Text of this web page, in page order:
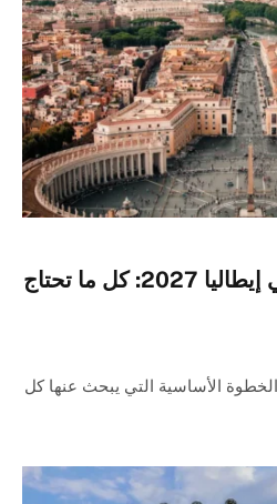
دليل تصريح الإقامة في إيطاليا 2027: كل ما تحتاج
الأساسية التي يبحث عنها كل